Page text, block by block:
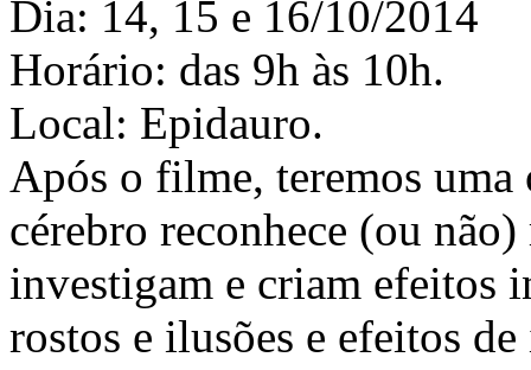
Dia: 14, 15 e 16/10/2014
Horário: das 9h às 10h.
Local: Epidauro.
Após o filme, teremos
cérebro reconhece (ou
investigam e criam efeitos
rostos e ilusões e efeitos